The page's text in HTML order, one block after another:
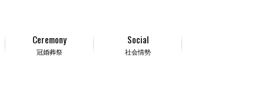
冠婚葬祭
Ceremony
社会情勢
Social